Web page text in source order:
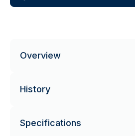
Overview
History
Specifications